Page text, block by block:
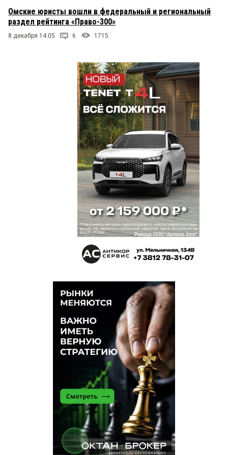
Омские юристы вошли в федеральный и региональный
раздел рейтинга «Право-300»
8 декабря 14:05 6 1715